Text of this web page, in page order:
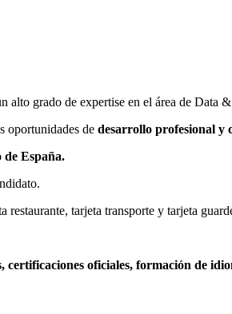
alto grado de expertise en el área de Data
oportunidades de desarrollo profesional y
España.
restaurante, tarjeta transporte y tarjeta
certificaciones oficiales, formación de